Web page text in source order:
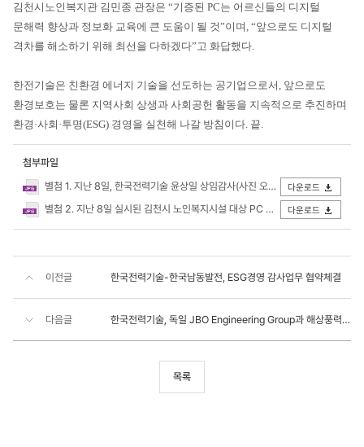
김천시노인복지관 김민종 관장은 “기증된 PC는 어르신들의 디지털
문해력 향상과 정보화 교육에 큰 도움이 될 것”이며, “앞으로도 디지털
격차를 해소하기 위해 최선을 다하겠다”고 화답했다.
한전기술은 친환경 에너지 기술을 선도하는 공기업으로서, 앞으로도
환경보호는 물론 지역사회 상생과 사회공헌 활동을 지속적으로 추진하며
환경·사회·투명(ESG) 경영을 실천해 나갈 방침이다. 끝.
첨부파일
별첨 1. 지난 8일, 한국전력기술 윤상일 상임감사(사진 오른쪽)와 배낙호 김천시장(사진 정가운데), 김천시노인복지관 김민종 관장(사진 .JPG
다운로드
별첨 2. 지난 8일 실시된 김천시 노인복지시설 대상 PC 및 기부금 전달식을 기념하여 한국전력기술과 김천시노인복지관 관계자들이 기념촬영.jpg 다운로드
이전글 한국전력기술-한국남동발전, ESG경영 감사업무 협약체결
다음글 한국전력기술, 독일 JBO Engineering Group과 해상풍력 협약 체결
목록